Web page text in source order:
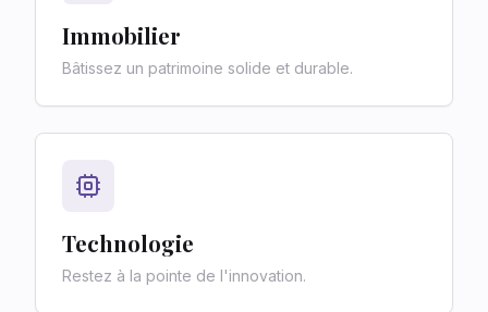
Immobilier
Bâtissez un patrimoine solide et durable.
Technologie
Restez à la pointe de l'innovation.